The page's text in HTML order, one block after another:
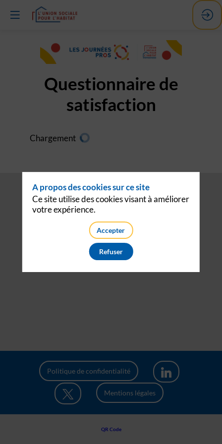
Questionnaire de
satisfaction
Chargement
Politique de confidentialité
Mentions légales
QR Code
A propos des cookies sur ce site
Ce site utilise des cookies visant à améliorer
votre expérience.
Accepter
Refuser